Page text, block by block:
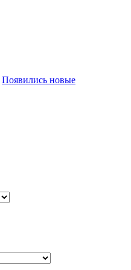
Появились новые